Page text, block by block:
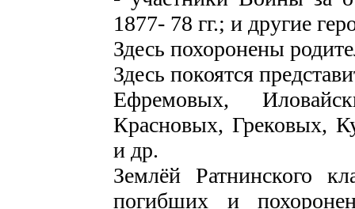
1877- 78 гг.; и другие
Здесь похоронены
Здесь покоятся
Ефремовых,
Красновых, Грековых,
и др.
Землёй Ратнинского
погибших и